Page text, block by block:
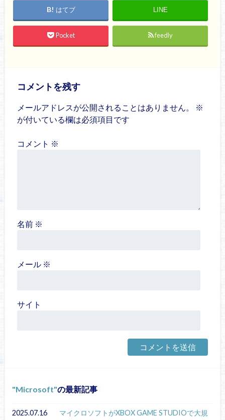
はてブ LINE
Pocket feedly
コメントを残す
メールアドレスが公開されることはありません。
※
が付いている欄は必須項目です
コメント ※
名前 ※
メール ※
サイト
Microsoft の最新記事
2025.07.16
マイクロソフトがXBOX GAME STUDIOで大規